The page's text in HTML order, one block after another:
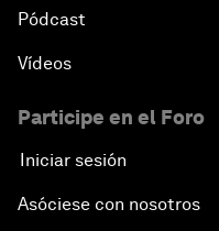
Pódcast
Vídeos
Participe en el Foro
Iniciar sesión
Asóciese con nosotros